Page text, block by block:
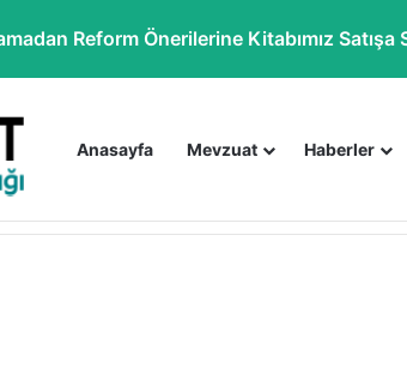
Reform Önerilerine Kitabımız Satışa
Anasayfa Mevzuat Haberler